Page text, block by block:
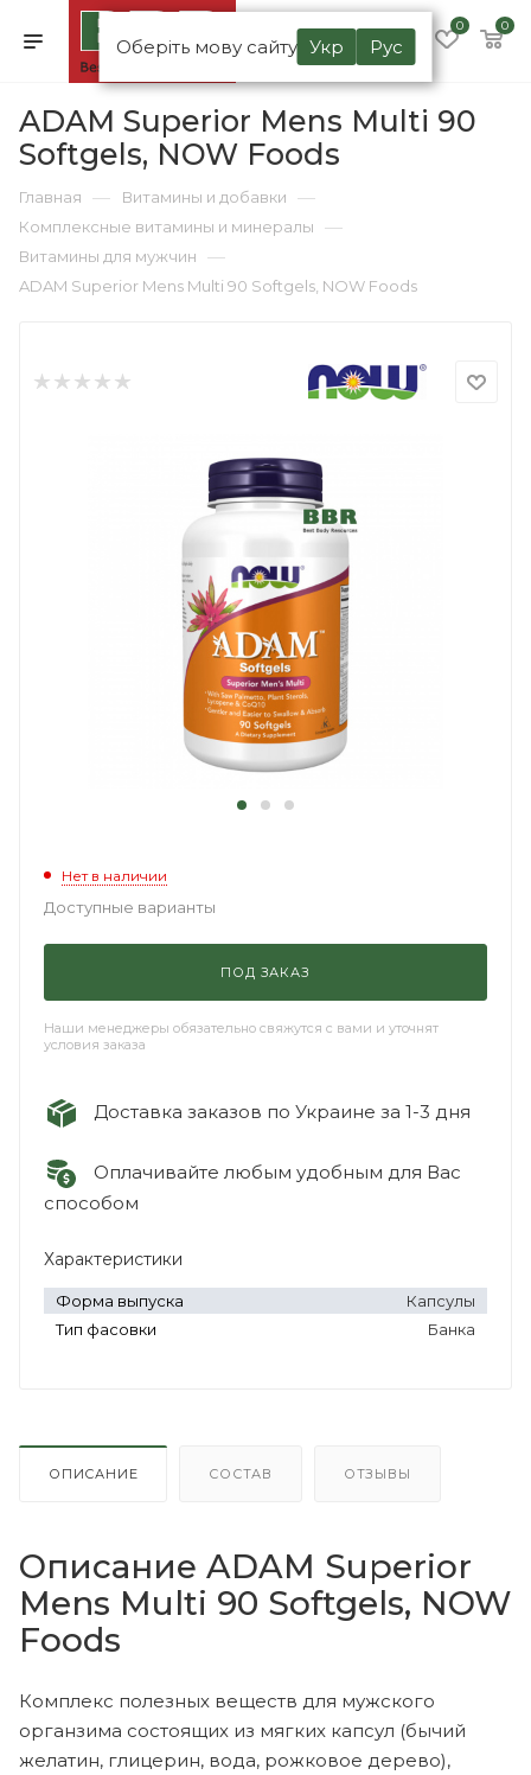
Оберіть мову сайту Укр Рус
0 0
ADAM Superior Mens Multi 90
Softgels, NOW Foods
Главная — Витамины и добавки —
Комплексные витамины и минералы —
Витамины для мужчин —
ADAM Superior Mens Multi 90 Softgels, NOW Foods
Нет в наличии
Доступные варианты
ПОД ЗАКАЗ
Наши менеджеры обязательно свяжутся с вами и уточнят
условия заказа
Доставка заказов по Украине за 1-3 дня
Оплачивайте любым удобным для Вас
способом
Характеристики
Форма выпуска
Капсулы
Тип фасовки
Банка
ОПИСАНИЕ СОСТАВ ОТЗЫВЫ
Описание ADAM Superior
Mens Multi 90 Softgels, NOW
Foods
Комплекс полезных веществ для мужского
органзима состоящих из мягких капсул (бычий
желатин, глицерин, вода, рожковое дерево),